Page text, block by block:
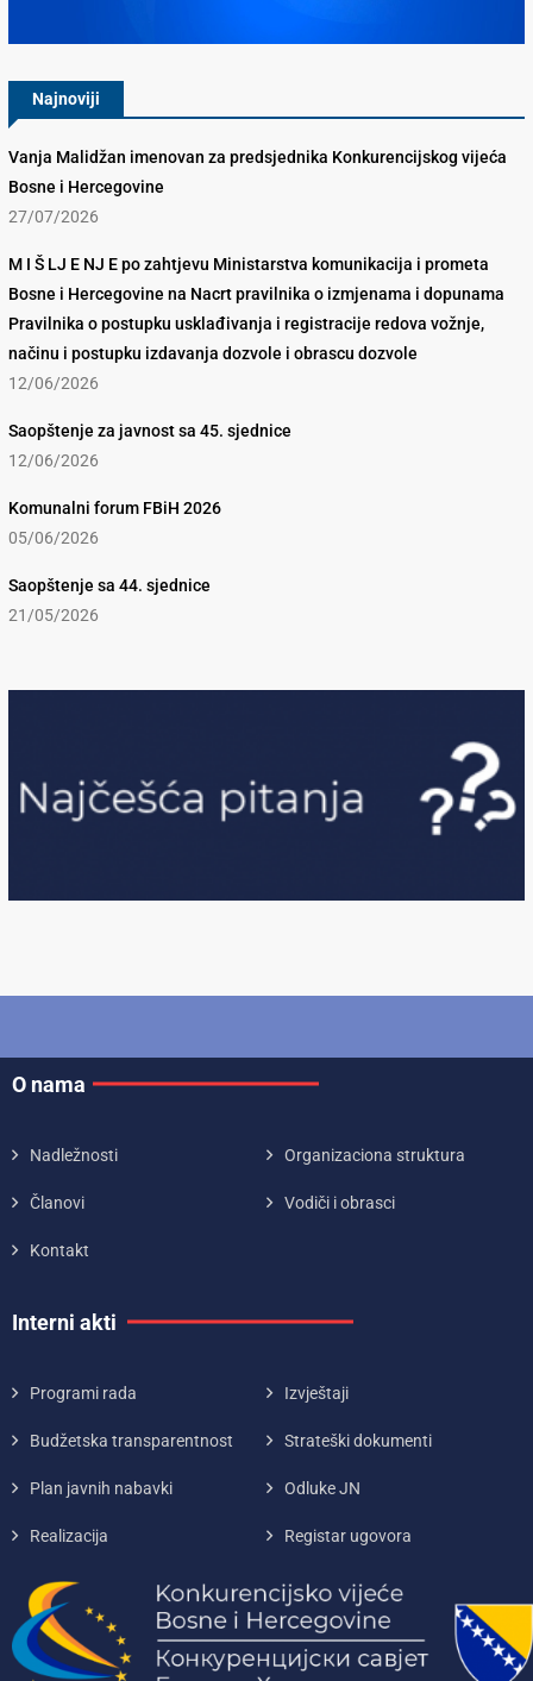
Najnoviji
Vanja Malidžan imenovan za predsjednika Konkurencijskog vijeća
Bosne i Hercegovine
27/07/2026
M I Š LJ E NJ E po zahtjevu Ministarstva komunikacija i prometa
Bosne i Hercegovine na Nacrt pravilnika o izmjenama i dopunama
Pravilnika o postupku usklađivanja i registracije redova vožnje,
načinu i postupku izdavanja dozvole i obrascu dozvole
12/06/2026
Saopštenje za javnost sa 45. sjednice
12/06/2026
Komunalni forum FBiH 2026
05/06/2026
Saopštenje sa 44. sjednice
21/05/2026
O nama
Nadležnosti Organizaciona struktura
Članovi Vodiči i obrasci
Kontakt
Interni akti
Programi rada Izvještaji
Budžetska transparentnost Strateški dokumenti
Plan javnih nabavki Odluke JN
Realizacija Registar ugovora